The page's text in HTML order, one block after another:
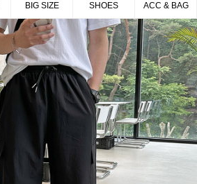
BIG SIZE SHOES ACC & BAG